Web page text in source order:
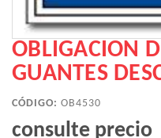
OBLIGACION
GUANTES
CÓDIGO: OB4530
consulte precio